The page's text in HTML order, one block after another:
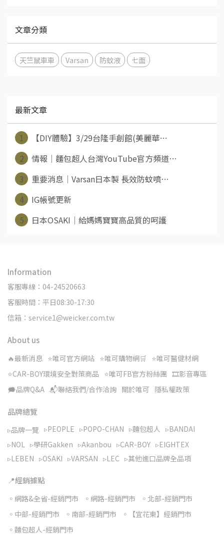
文章分類
天竺鼠車車 Varsan 防蚊液 七面
最新文章
1
【DIY體驗】3/29台隆手創館(美麗華⋯
2
情報│麵包超人台灣YouTube官方頻道⋯
3
重要消息│Varsan日本製 長效防蚊噴⋯
4
IG帳號更新
5
日本OSAKI│給媽媽寶寶高品質的呵護
Information
客服專線：04-24520663
客服時間：平日08:30-17:30
信箱：service1@weicker.com.tw
About us
🔥最新消息 ⭐唯可官方網站 ⭐唯可購物網🛒 ⭐唯可醫健材網
⭐CAR-BOY環境安全對策商品 ⭐唯可FB官方粉絲團 🎞️影音專區
🗯️品牌Q&A 📬聯絡我們/合作洽詢 關於唯可 隱私權政策
品牌總覽
▹品牌一覽 ▹PEOPLE ▹POPO-CHAN ▹麵包超人 ▹BANDAI
▹NOL ▹學研Gakken ▹Akanbou ▹CAR-BOY ▹EIGHTEX
▹LEBEN ▹OSAKI ▹VARSAN ▹LEC ▹其他進口品牌全品項
📍經銷據點
◦網路&全省-經銷門市 ◦網路-經銷門市
◦北部-經銷門市
◦中部-經銷門市
◦南部-經銷門市
◦【宜花東】經銷門市
◦麵包超人-經銷門市